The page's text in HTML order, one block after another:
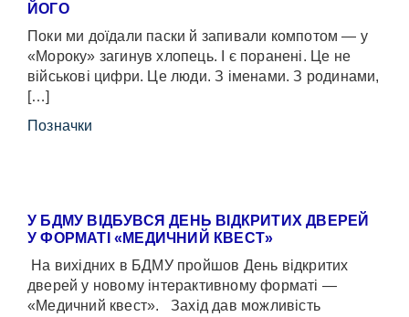
ЙОГО
Поки ми доїдали паски й запивали компотом — у
«Мороку» загинув хлопець. І є поранені. Це не
військові цифри. Це люди. З іменами. З родинами,
[…]
Позначки
У БДМУ ВІДБУВСЯ ДЕНЬ ВІДКРИТИХ ДВЕРЕЙ
У ФОРМАТІ «МЕДИЧНИЙ КВЕСТ»
На вихідних в БДМУ пройшов День відкритих
дверей у новому інтерактивному форматі —
«Медичний квест». Захід дав можливість